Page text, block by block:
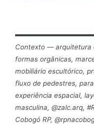
Contexto — arquitetura
formas orgânicas,
mobiliário escultórico,
fluxo de pedestres,
experiência espacial,
masculina, @zalc.arq,
Cobogó RP,